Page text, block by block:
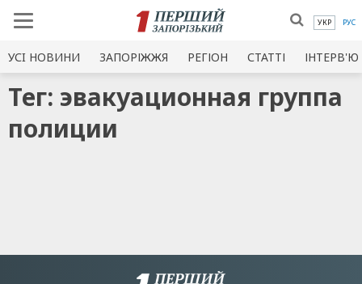
УКР РУС
УСI НОВИНИ ЗАПОРІЖЖЯ РЕГІОН СТАТТІ ІНТЕРВ'Ю
Тег: эвакуационная группа
полиции